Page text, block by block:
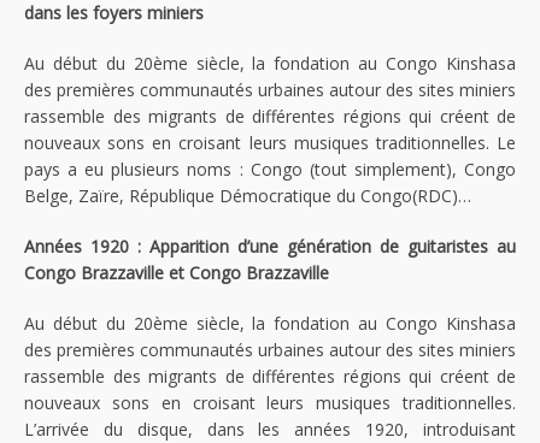
dans les foyers miniers
Au début du 20ème siècle, la fondation au Congo Kinshasa
des premières communautés urbaines autour des sites miniers
rassemble des migrants de différentes régions qui créent de
nouveaux sons en croisant leurs musiques traditionnelles. Le
pays a eu plusieurs noms : Congo (tout simplement), Congo
Belge, Zaïre, République Démocratique du Congo(RDC)…
Années 1920 : Apparition d’une génération de guitaristes au
Congo Brazzaville et Congo Brazzaville
Au début du 20ème siècle, la fondation au Congo Kinshasa
des premières communautés urbaines autour des sites miniers
rassemble des migrants de différentes régions qui créent de
nouveaux sons en croisant leurs musiques traditionnelles.
L’arrivée du disque, dans les années 1920, introduisant